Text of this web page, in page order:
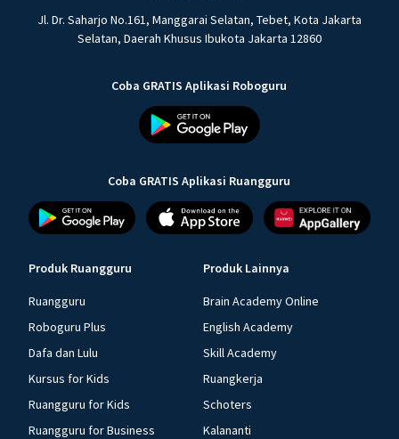
Jl. Dr. Saharjo No.161, Manggarai Selatan, Tebet, Kota Jakarta
Selatan, Daerah Khusus Ibukota Jakarta 12860
Coba GRATIS Aplikasi Roboguru
Coba GRATIS Aplikasi Ruangguru
Produk Ruangguru
Ruangguru
Roboguru Plus
Dafa dan Lulu
Kursus for Kids
Ruangguru for Kids
Ruangguru for Business
Produk Lainnya
Brain Academy Online
English Academy
Skill Academy
Ruangkerja
Schoters
Kalananti